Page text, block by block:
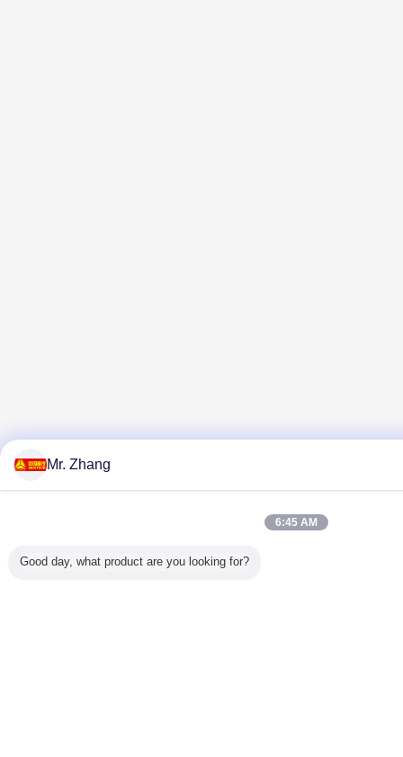
Mr. Zhang
6:45 AM
Good day, what product are you looking for?